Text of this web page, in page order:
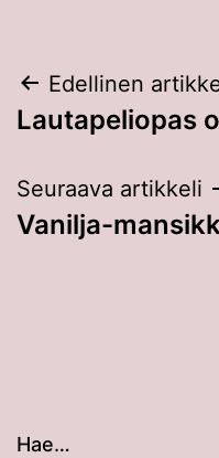
Artikkelien
selaus
Edellinen
Lautapeliopas
Seuraava artikkeli
Vanilja-
Hae…
Kun tuloksia tulee,